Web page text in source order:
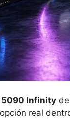
5090 Infinity
real